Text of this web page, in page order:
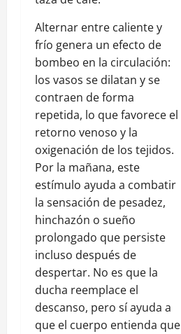
Alternar entre caliente y
frío genera un efecto de
bombeo en la circulación:
los vasos se dilatan y se
contraen de forma
repetida, lo que favorece el
retorno venoso y la
oxigenación de los tejidos.
Por la mañana, este
estímulo ayuda a combatir
la sensación de pesadez,
hinchazón o sueño
prolongado que persiste
incluso después de
despertar. No es que la
ducha reemplace el
descanso, pero sí ayuda a
que el cuerpo entienda que